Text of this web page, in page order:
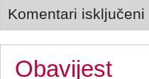
Komentari isključeni
Obavijest